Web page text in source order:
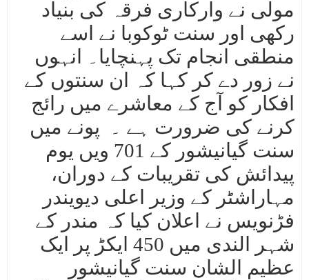
مولی نے وارکاری فرقہ کی بنیاد
رکھی اور سنت ٹوکوبا نے اسے
منطقی انجام تک پہنچایا۔ انہوں
نے زور دے کر کہا کہ ان سنتوں کے
افکار کو آج کے معاشرے میں رائج
کرنے کی ضرورت ہے ۔ پونے میں
سنت گیانیشور کے 701 ویں یوم
پیدائش کی تقریبات کے دوران،
مہاراشٹر کے وزیر اعلی دیویندر
فڑنویس نے اعلان کیا کہ مندر کے
شہر الندی میں 450 ایکڑ پر ایک
عظیم الشان سنت گیانیشور